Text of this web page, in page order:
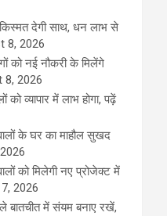
देगी साथ, धन लाभ से
8, 2026
को नई नौकरी के मिलेंगे
8, 2026
व्यापार में लाभ होगा, पढ़ें
के घर का माहौल सुखद
को मिलेगी नए प्रोजेक्ट में
2026
बातचीत में संयम बनाए रखें,